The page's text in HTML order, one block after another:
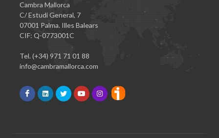
Cambra Mallorca
C/ Estudi General, 7
07001 Palma. Illes Balears
CIF: Q-0773001C
Tel. (+34) 971 71 01 88
info@cambramallorca.com